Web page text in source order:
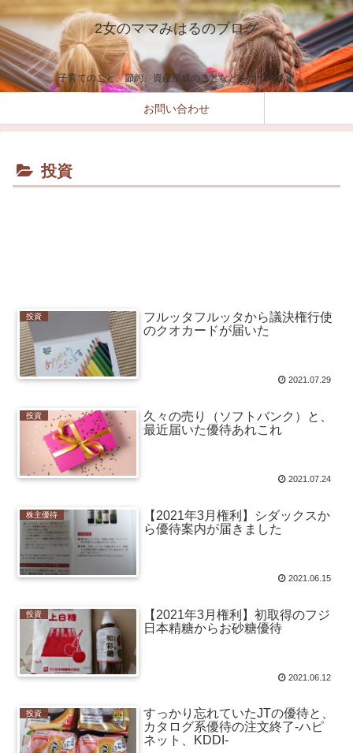
2女のママみはるのブログ
子育てのこと、節約、資産形成のことなどをつづります
お問い合わせ
投資
投資
フルッタフルッタから議決権行使
のクオカードが届いた
2021.07.29
投資
久々の売り（ソフトバンク）と、
最近届いた優待あれこれ
2021.07.24
株主優待
【2021年3月権利】シダックスか
ら優待案内が届きました
2021.06.15
投資
【2021年3月権利】初取得のフジ
日本精糖からお砂糖優待
2021.06.12
投資
すっかり忘れていたJTの優待と、
カタログ系優待の注文終了-ハピ
ネット、KDDI-